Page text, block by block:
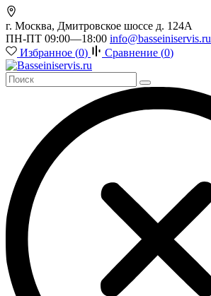
г. Москва, Дмитровское шоссе д. 124А
ПН-ПТ 09:00—18:00 info@basseiniservis.ru
Избранное (0) Сравнение (0)